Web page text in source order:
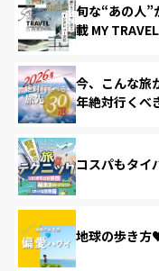
旬な“あの人”
載 MY
今、こんな旅
年絶対行くべ
コスパもタイ
地球の歩き方